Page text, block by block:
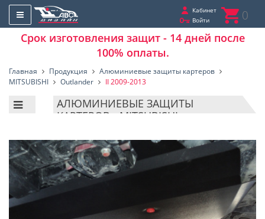
Кабинет
Войти
0
Срок изготовления защит - 14 дней после
100% оплаты.
Главная Продукция
Алюминиевые защиты картеров
MITSUBISHI
Outlander II 2009-2013
АЛЮМИНИЕВЫЕ ЗАЩИТЫ
КАРТЕРОВ - MITSUBISHI -